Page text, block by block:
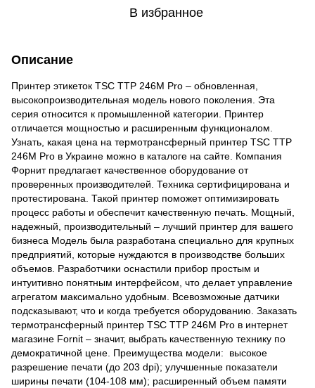
В избранное
Описание
Принтер этикеток TSC TTP 246M Pro – обновленная,
высокопроизводительная модель нового поколения. Эта
серия относится к промышленной категории. Принтер
отличается мощностью и расширенным функционалом.
Узнать, какая цена на термотрансферный принтер TSC TTP
246M Pro в Украине можно в каталоге на сайте. Компания
Форнит предлагает качественное оборудование от
проверенных производителей. Техника сертифицирована и
протестирована. Такой принтер поможет оптимизировать
процесс работы и обеспечит качественную печать. Мощный,
надежный, производительный – лучший принтер для вашего
бизнеса Модель была разработана специально для крупных
предприятий, которые нуждаются в производстве больших
объемов. Разработчики оснастили прибор простым и
интуитивно понятным интерфейсом, что делает управление
агрегатом максимально удобным. Всевозможные датчики
подсказывают, что и когда требуется оборудованию. Заказать
термотрансферный принтер TSC TTP 246M Pro в интернет
магазине Fornit – значит, выбрать качественную технику по
демократичной цене. Преимущества модели: высокое
разрешение печати (до 203 dpi); улучшенные показатели
ширины печати (104-108 мм); расширенный объем памяти